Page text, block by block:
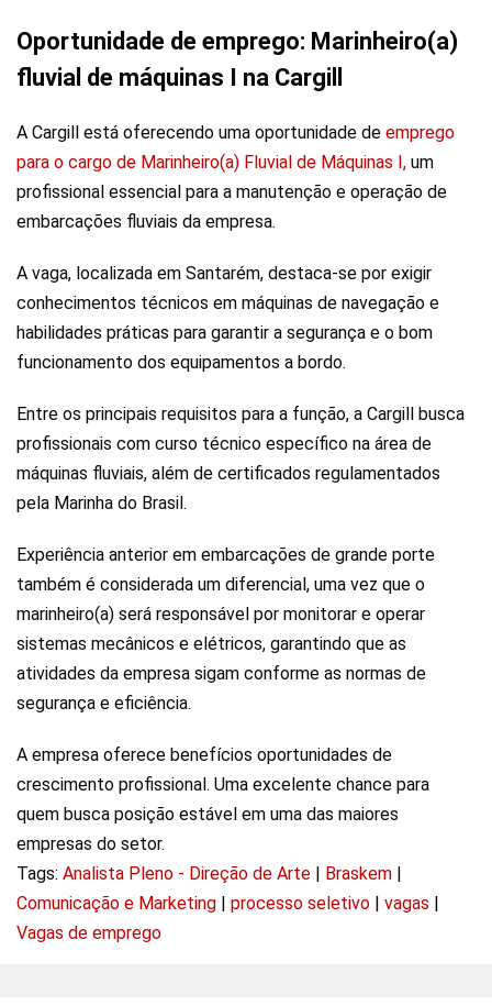
Oportunidade de emprego: Marinheiro(a)
fluvial de máquinas I na Cargill
A Cargill está oferecendo uma oportunidade de emprego
para o cargo de Marinheiro(a) Fluvial de Máquinas I, um
profissional essencial para a manutenção e operação de
embarcações fluviais da empresa.
A vaga, localizada em Santarém, destaca-se por exigir
conhecimentos técnicos em máquinas de navegação e
habilidades práticas para garantir a segurança e o bom
funcionamento dos equipamentos a bordo.
Entre os principais requisitos para a função, a Cargill busca
profissionais com curso técnico específico na área de
máquinas fluviais, além de certificados regulamentados
pela Marinha do Brasil.
Experiência anterior em embarcações de grande porte
também é considerada um diferencial, uma vez que o
marinheiro(a) será responsável por monitorar e operar
sistemas mecânicos e elétricos, garantindo que as
atividades da empresa sigam conforme as normas de
segurança e eficiência.
A empresa oferece benefícios oportunidades de
crescimento profissional. Uma excelente chance para
quem busca posição estável em uma das maiores
empresas do setor.
Tags: Analista Pleno - Direção de Arte Braskem
Comunicação e Marketing
processo seletivo vagas
Vagas de emprego